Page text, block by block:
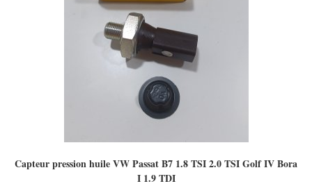
Capteur pression huile VW Passat B7 1.8 TSI 2.0 TSI Golf IV Bora
I 1.9 TDI